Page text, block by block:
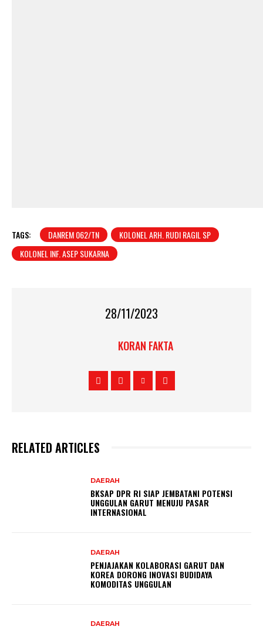
TAGS: DANREM 062/TN
KOLONEL ARH. RUDI RAGIL SP
KOLONEL INF. ASEP SUKARNA
28/11/2023
KORAN FAKTA
RELATED ARTICLES
DAERAH
BKSAP DPR RI SIAP JEMBATANI POTENSI
UNGGULAN GARUT MENUJU PASAR
INTERNASIONAL
DAERAH
PENJAJAKAN KOLABORASI GARUT DAN
KOREA DORONG INOVASI BUDIDAYA
KOMODITAS UNGGULAN
DAERAH